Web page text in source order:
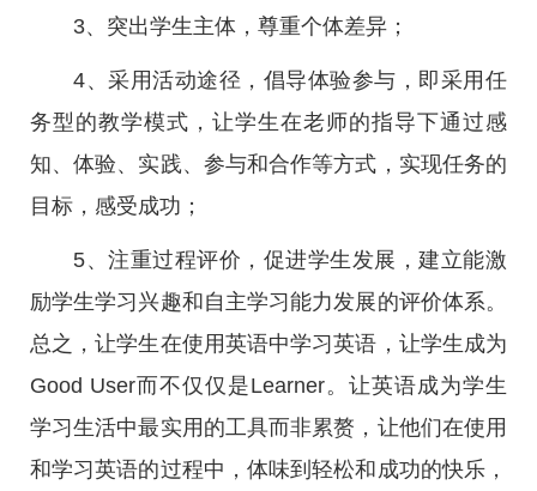
3、突出学生主体，尊重个体差异；
4、采用活动途径，倡导体验参与，即采用任
务型的教学模式，让学生在老师的指导下通过感
知、体验、实践、参与和合作等方式，实现任务的
目标，感受成功；
5、注重过程评价，促进学生发展，建立能激
励学生学习兴趣和自主学习能力发展的评价体系。
总之，让学生在使用英语中学习英语，让学生成为
Good User而不仅仅是Learner。让英语成为学生
学习生活中最实用的工具而非累赘，让他们在使用
和学习英语的过程中，体味到轻松和成功的快乐，